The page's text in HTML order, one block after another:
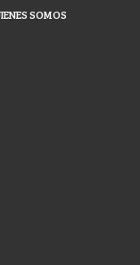
SOMOS